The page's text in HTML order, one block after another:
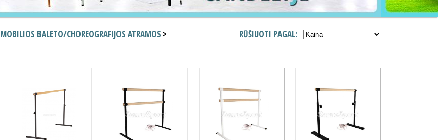
MOBILIOS BALETO/CHOREOGRAFIJOS ATRAMOS RŪŠIUOTI PAGAL: